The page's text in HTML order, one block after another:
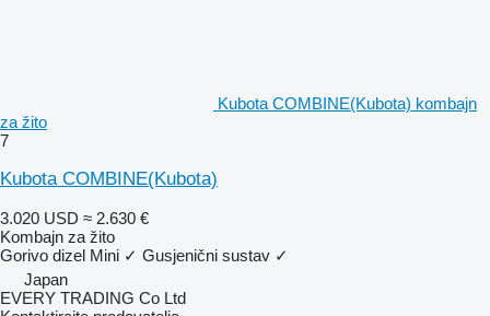
Kubota COMBINE(Kubota) kombajn
za žito
7
Kubota COMBINE(Kubota)
3.020 USD ≈ 2.630 €
Kombajn za žito
Gorivo dizel Mini ✓ Gusjenični sustav ✓
Japan
EVERY TRADING Co Ltd